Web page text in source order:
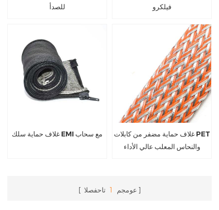
للصدأ
فيلكرو
غلاف حماية سلك EMI مع سحاب
غلاف حماية مضفر من كابلات PET
والنحاس المعلب عالي الأداء
عومجم 1 تاحفصلا